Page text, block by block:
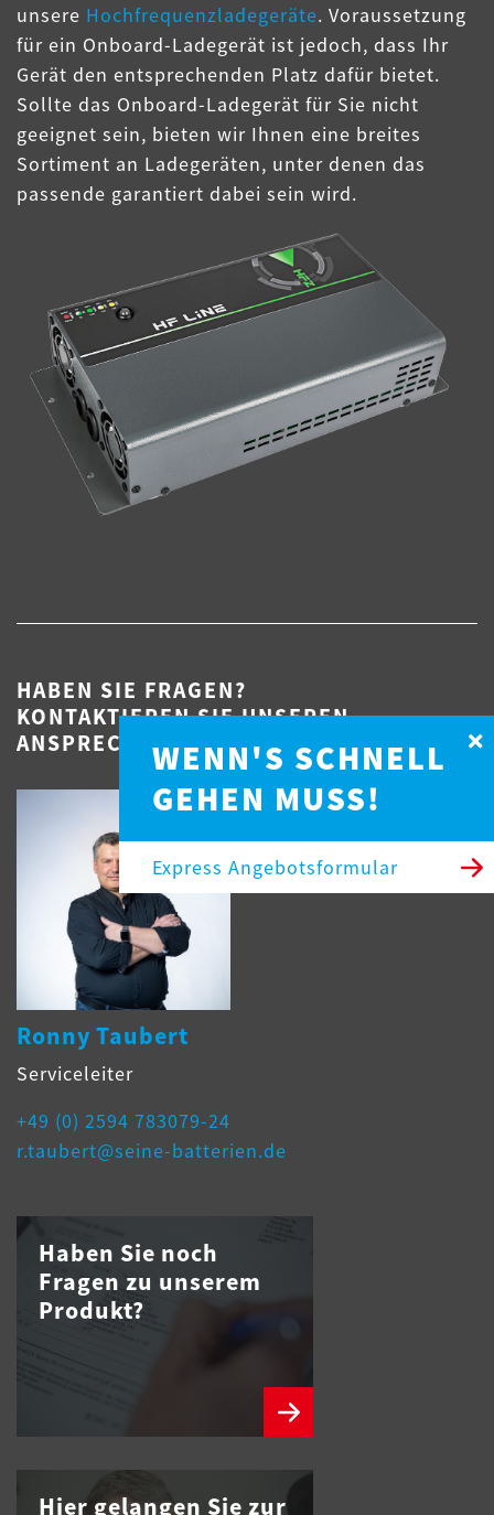
WENN'S SCHNELL
GEHEN MUSS!
Express Angebotsformular
unsere Hochfrequenzladegeräte. Voraussetzung
für ein Onboard-Ladegerät ist jedoch, dass Ihr
Gerät den entsprechenden Platz dafür bietet.
Sollte das Onboard-Ladegerät für Sie nicht
geeignet sein, bieten wir Ihnen eine breites
Sortiment an Ladegeräten, unter denen das
passende garantiert dabei sein wird.
HABEN SIE FRAGEN?
KONTAKTIEREN SIE UNSEREN
ANSPRECHPARTNER.
Ronny Taubert
Serviceleiter
+49 (0) 2594 783079-24
r.taubert@seine-batterien.de
Haben Sie noch
Fragen zu unserem
Produkt?
Hier gelangen Sie zur